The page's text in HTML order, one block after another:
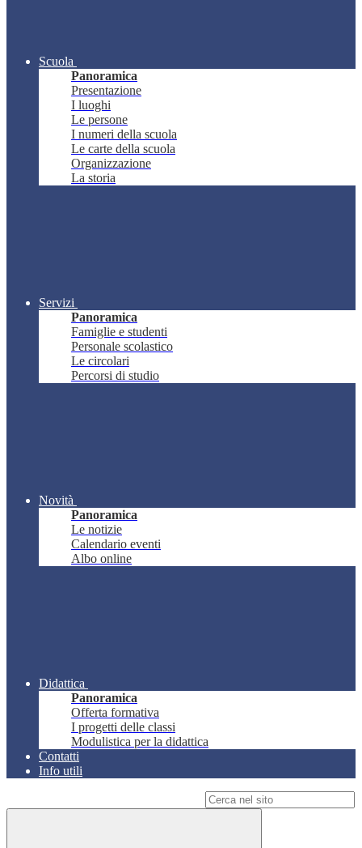
Scuola
Panoramica
Presentazione
I luoghi
Le persone
I numeri della scuola
Le carte della scuola
Organizzazione
La storia
Servizi
Panoramica
Famiglie e studenti
Personale scolastico
Le circolari
Percorsi di studio
Novità
Panoramica
Le notizie
Calendario eventi
Albo online
Didattica
Panoramica
Offerta formativa
I progetti delle classi
Modulistica per la didattica
Contatti
Info utili